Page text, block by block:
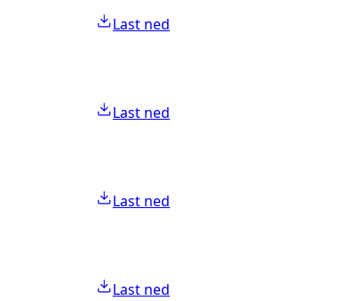
Last ned
Last ned
Last ned
Last ned